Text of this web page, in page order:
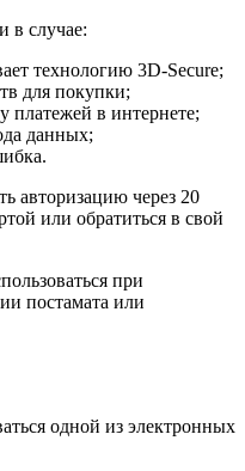
в случае:
технологию 3D-Secure;
для покупки;
платежей в интернете;
данных;
авторизацию через 20
или обратиться в свой
при
постамата или
одной из электронных